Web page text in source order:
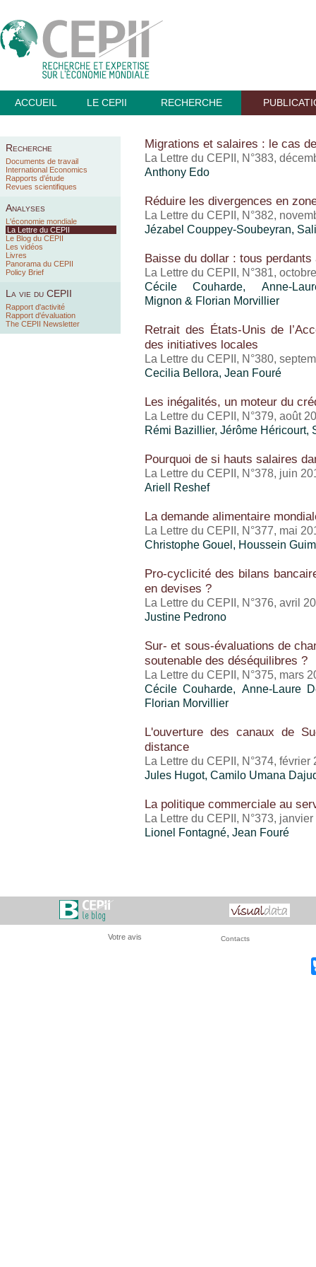
ACCUEIL LE CEPII RECHERCHE
Recherche
Documents de travail
International Economics
Rapports d’étude
Revues scientifiques
Analyses
L'économie mondiale
La Lettre du CEPII
Le Blog du CEPII
Les vidéos
Livres
Panorama du CEPII
Policy Brief
La vie du CEPII
Rapport d'activité
Rapport d'évaluation
The CEPII Newsletter
Migrations et salaires : le cas
La Lettre du CEPII, N°383,
Anthony Edo
Réduire les divergences en
La Lettre du CEPII, N°382,
Jézabel Couppey-Soubeyran,
Baisse du dollar : tous
La Lettre du CEPII, N°381,
Cécile Couharde, Anne-
Mignon & Florian Morvillier
Retrait des États-Unis de
des initiatives locales
La Lettre du CEPII, N°380,
Cecilia Bellora, Jean Fouré
Les inégalités, un moteur du
La Lettre du CEPII, N°379, août
Rémi Bazillier, Jérôme Héricourt,
Pourquoi de si hauts salaires
La Lettre du CEPII, N°378, juin
Ariell Reshef
La demande alimentaire
La Lettre du CEPII, N°377, mai
Christophe Gouel , Houssein
Pro-cyclicité des bilans
en devises ?
La Lettre du CEPII, N°376, avril
Justine Pedrono
Sur- et sous-évaluations de
soutenable des déséquilibres ?
La Lettre du CEPII, N°375, mars
Cécile Couharde, Anne-Laure
Florian Morvillier
L'ouverture des canaux de
distance
La Lettre du CEPII, N°374, février
Jules Hugot, Camilo Umana
La politique commerciale au
La Lettre du CEPII, N°373,
Lionel Fontagné, Jean Fouré
Votre avis Contacts